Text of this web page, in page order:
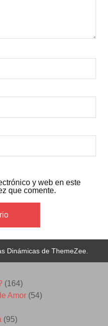
y web en este
que comente.
Dinámicas de ThemeZee.
(164)
Amor (54)
(95)